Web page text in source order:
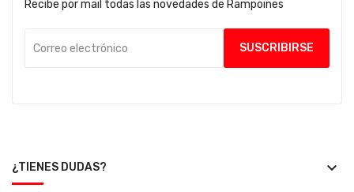
Recibe por mail todas las novedades de Rampoines
¿TIENES DUDAS? keyboard_arrow_down